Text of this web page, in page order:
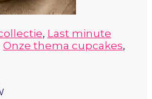
, Last minute
Onze thema cupcakes,